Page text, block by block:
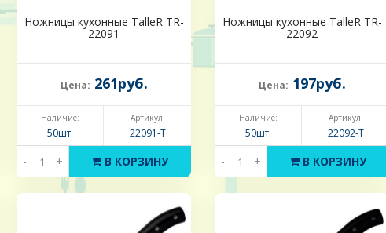
Ножницы кухонные TalleR TR-
22091
Цена: 261руб.
Наличие:
50шт.
Артикул:
22091-Т
- + В КОРЗИНУ
Ножницы кухонные TalleR TR-
22092
Цена: 197руб.
Наличие:
50шт.
Артикул:
22092-Т
- + В КОРЗИНУ